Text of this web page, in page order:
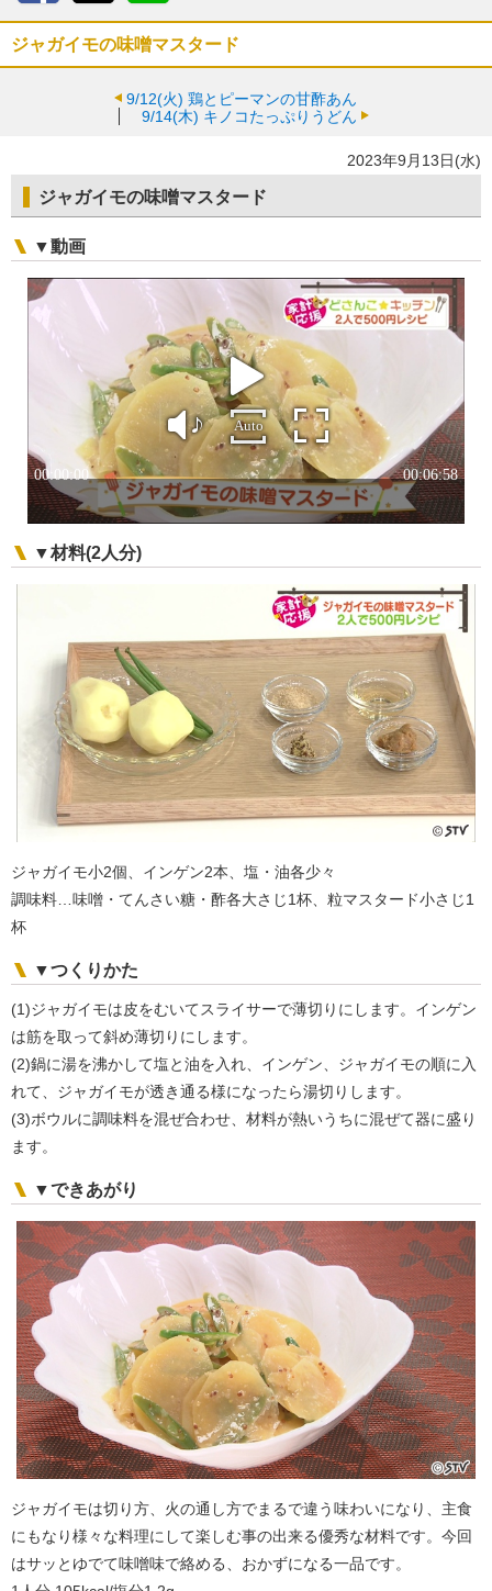
ジャガイモの味噌マスタード
9/12(火) 鶏とピーマンの甘酢あん
9/14(木) キノコたっぷりうどん
2023年9月13日(水)
ジャガイモの味噌マスタード
▼動画
▼材料(2人分)
ジャガイモ小2個、インゲン2本、塩・油各少々
調味料…味噌・てんさい糖・酢各大さじ1杯、粒マスタード小さじ1
杯
▼つくりかた
(1)ジャガイモは皮をむいてスライサーで薄切りにします。インゲン
は筋を取って斜め薄切りにします。
(2)鍋に湯を沸かして塩と油を入れ、インゲン、ジャガイモの順に入
れて、ジャガイモが透き通る様になったら湯切りします。
(3)ボウルに調味料を混ぜ合わせ、材料が熱いうちに混ぜて器に盛り
ます。
▼できあがり
ジャガイモは切り方、火の通し方でまるで違う味わいになり、主食
にもなり様々な料理にして楽しむ事の出来る優秀な材料です。今回
はサッとゆでて味噌味で絡める、おかずになる一品です。